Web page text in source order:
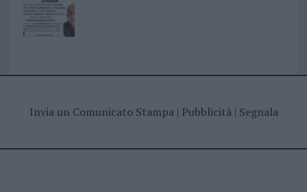
Invia un Comunicato Stampa| Pubblicità| Segnala